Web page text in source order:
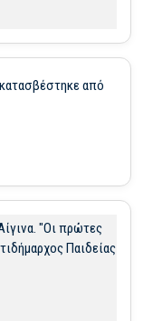
από
"Οι πρώτες
Παιδείας